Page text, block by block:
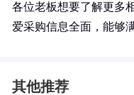
各位老板想要了解更多
爱采购信息全面，能够
其他推荐